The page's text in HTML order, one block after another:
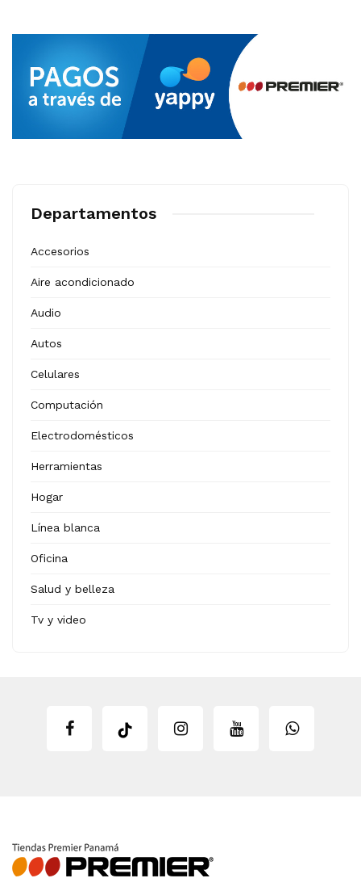
Departamentos
Accesorios
Aire acondicionado
Audio
Autos
Celulares
Computación
Electrodomésticos
Herramientas
Hogar
Línea blanca
Oficina
Salud y belleza
Tv y video